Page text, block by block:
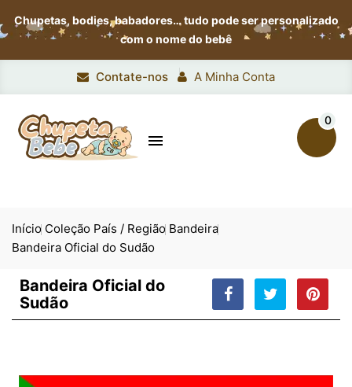
Chupetas, bodies, babadores…tudo pode ser personalizado
com o nome do bebê
Contate-nos A Minha Conta

0
Início Coleção País / Região Bandeira
Bandeira Oficial do Sudão
Bandeira Oficial do
Sudão